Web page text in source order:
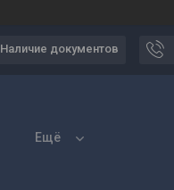
Наличие документов
Ещё